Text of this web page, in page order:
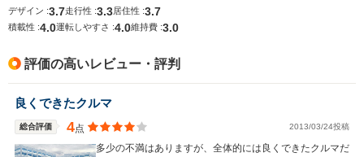
サイズ
(全長x全幅x全高)
-m
-m
デザイン :3.7走行性 :3.3 居住性 :3.7
積載性 :4.0運転しやすさ :4.0維持費 :3.0
評価の高いレビュー・評判
良くできたクルマ
総合評価 4点 2013/03/24投稿
多少の不満はありますが、全体的には良くできたクルマだ